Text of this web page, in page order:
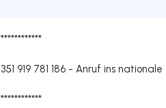
919 781 186 - Anruf ins